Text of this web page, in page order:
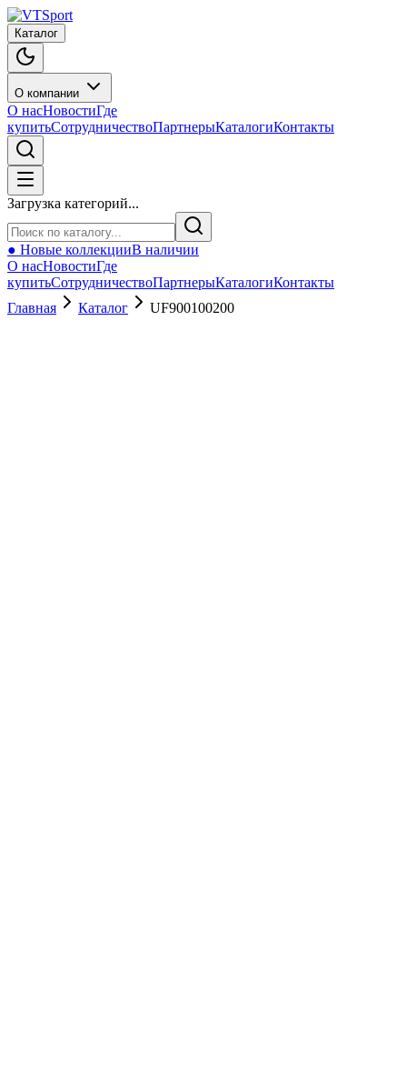
Каталог
О компании
О насНовостиГде
купитьСотрудничествоПартнерыКаталогиКонтакты
Загрузка категорий...
● Новые коллекцииВ наличии
О насНовостиГде
купитьСотрудничествоПартнерыКаталогиКонтакты
Главная
Каталог UF900100200